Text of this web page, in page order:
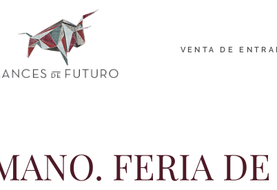
VENTA DE
FERIA